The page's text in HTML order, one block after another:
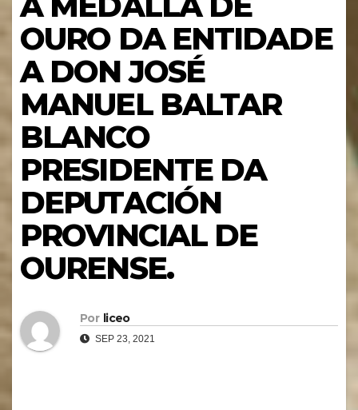
OURO DA ENTIDADE
A DON JOSÉ
MANUEL BALTAR
BLANCO
PRESIDENTE DA
DEPUTACIÓN
PROVINCIAL DE
OURENSE.
Por liceo
SEP 23, 2021